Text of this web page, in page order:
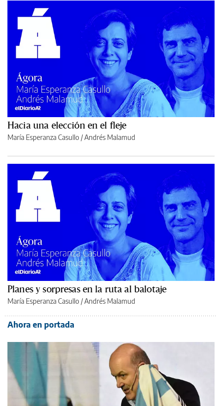
Hacia una elección en el fleje
María Esperanza Casullo /Andrés Malamud
Planes y sorpresas en la ruta al balotaje
María Esperanza Casullo /Andrés Malamud
Ahora en portada